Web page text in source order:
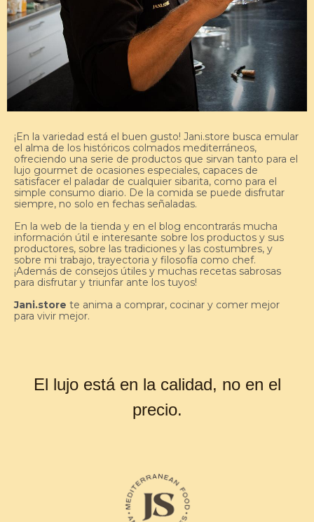
¡En la variedad está el buen gusto! Jani.store busca emular
el alma de los históricos colmados mediterráneos,
ofreciendo una serie de productos que sirvan tanto para el
lujo gourmet de ocasiones especiales, capaces de
satisfacer el paladar de cualquier sibarita, como para el
simple consumo diario. De la comida se puede disfrutar
siempre, no solo en fechas señaladas.
En la web de la tienda y en el blog encontrarás mucha
información útil e interesante sobre los productos y sus
productores, sobre las tradiciones y las costumbres, y
sobre mi trabajo, trayectoria y filosofía como chef.
¡Además de consejos útiles y muchas recetas sabrosas
para disfrutar y triunfar ante los tuyos!
Jani.store te anima a comprar, cocinar y comer mejor
para vivir mejor.
El lujo está en la calidad, no en el
precio.